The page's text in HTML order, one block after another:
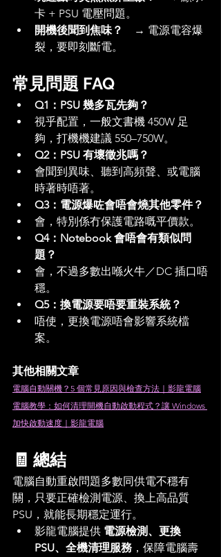
卡 + PSU 電壓問題。
開機後聞到焦味？
→ 電源電容爆
裂，要即刻斷電。
常見問題 FAQ
Q1：PSU 幾多瓦先夠？
視乎配置，一般文書機 450W 足
夠，打機機建議 550–750W。
Q2：PSU 有壞徵兆嗎？
會聞到異味、聽到高頻聲、或電腦
時著時唔著。
Q3：電源爆咗會唔會燒其他零件？
會，特別係冇保護電路嘅平價款。
Q4：Notebook 會唔會有類似問
題？
會，不過多數出喺火牛／DC 插口唔
穩。
Q5：換電源要唔要重裝系統？
唔使，更換電源唔會影響系統檔
案。
其他相關文章
電腦自動關機？5 個常見原因與檢查方法｜影龍電腦
電腦教學：如何清理開機自動啟動程式？讓 Windows
加快啟動速度｜影龍電腦
🧾 總結
電腦自動重啟問題多數同供電不穩有
關，只要正確檢測電源、換上高品質
PSU，就能長期穩定運行。
影龍電腦提供 電源檢測、更換
PSU、全機清理服務 ，保障電腦壽